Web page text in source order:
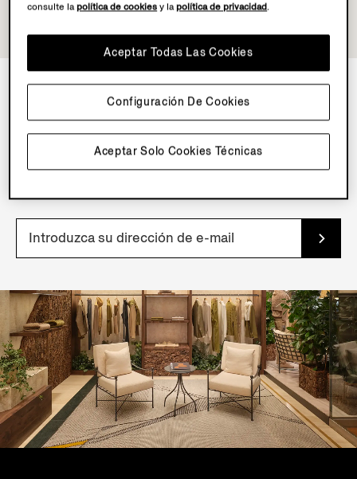
NEWSLETTER
Suscríbete a nuestra newsletter para recibir
contenidos, ofertas y servicios exclusivos, además de
consulte lapolítica de cookies y lapolítica de privacidad.
Aceptar Solo Cookies Técnicas
Aceptar Todas Las Cookies
Configuración De Cookies